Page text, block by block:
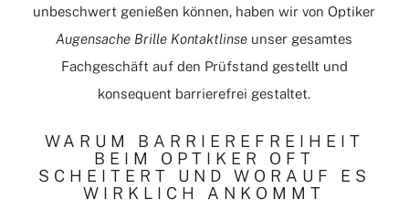
unbeschwert genießen können, haben wir von Optiker
Augensache Brille Kontaktlinse unser gesamtes
Fachgeschäft auf den Prüfstand gestellt und
konsequent barrierefrei gestaltet.
WARUM BARRIEREFREIHEIT
BEIM OPTIKER OFT
SCHEITERT UND WORAUF ES
WIRKLICH ANKOMMT